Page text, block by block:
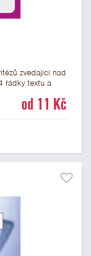
zvedající nad
řádky textu a
pro
od 11 Kč